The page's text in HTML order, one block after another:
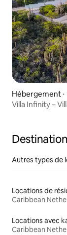
Hébergement ⋅
Villa Infinity –
Autres types de
Caribbean
Locations avec
Caribbean